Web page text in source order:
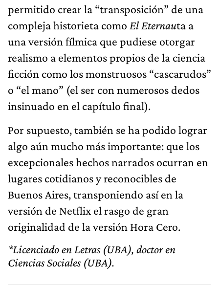
permitido crear la “transposición” de una
compleja historieta como El Eternauta a
una versión fílmica que pudiese otorgar
realismo a elementos propios de la ciencia
ficción como los monstruosos “cascarudos”
o “el mano” (el ser con numerosos dedos
insinuado en el capítulo final).
Por supuesto, también se ha podido lograr
algo aún mucho más importante: que los
excepcionales hechos narrados ocurran en
lugares cotidianos y reconocibles de
Buenos Aires, transponiendo así en la
versión de Netflix el rasgo de gran
originalidad de la versión Hora Cero.
*Licenciado en Letras (UBA), doctor en
Ciencias Sociales (UBA).